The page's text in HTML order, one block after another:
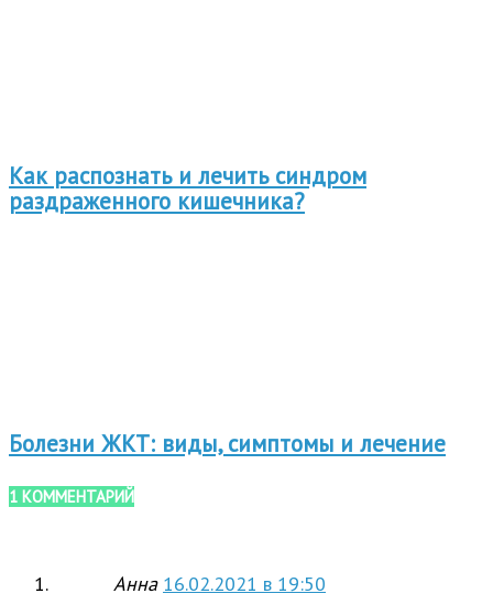
Как распознать и лечить синдром
раздраженного кишечника?
Болезни ЖКТ: виды, симптомы и лечение
1 КОММЕНТАРИЙ
Анна 16.02.2021 в 19:50